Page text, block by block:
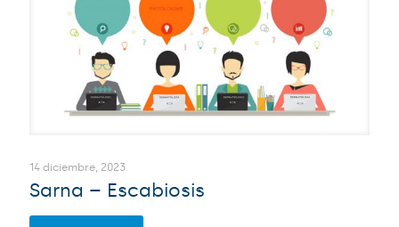
14 diciembre, 2023
Sarna – Escabiosis